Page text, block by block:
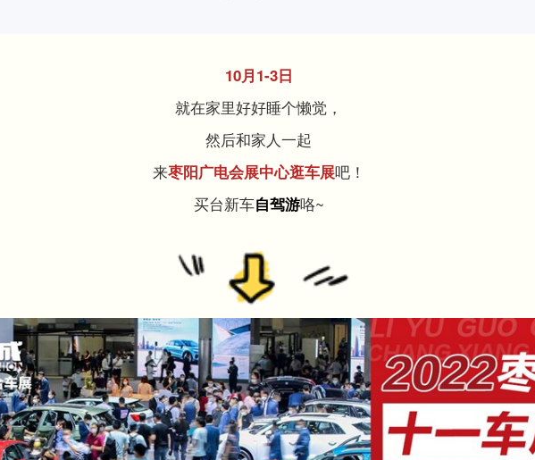
10月1-3日
就在家里好好睡个懒觉，
然后和家人一起
来枣阳广电会展中心逛车展吧！
买台新车自驾游咯~